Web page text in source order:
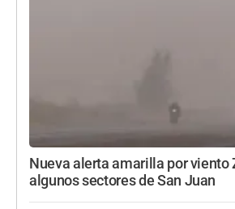
Nueva alerta amarilla por viento
algunos sectores de San Juan